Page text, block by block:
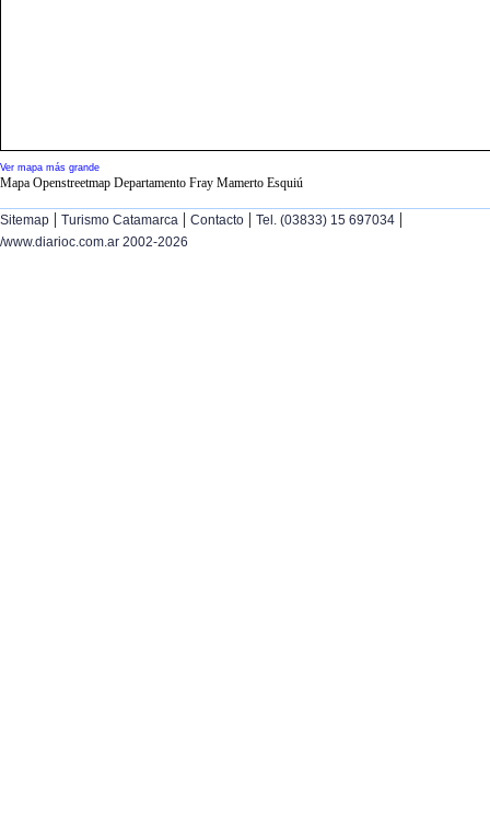
Ver mapa más grande
Mapa Openstreetmap Departamento Fray Mamerto Esquiú
Sitemap | Turismo Catamarca | Contacto | Tel. (03833) 15 697034 |
/www.diarioc.com.ar 2002-2026